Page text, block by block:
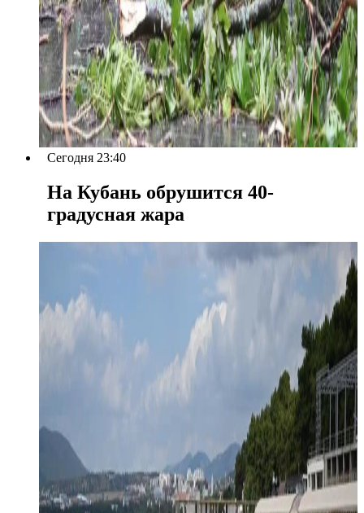
Сегодня 23:40
На Кубань обрушится 40-
градусная жара